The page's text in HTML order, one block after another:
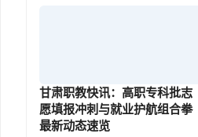
甘肃职教快讯：高职专科批志
愿填报冲刺与就业护航组合拳
最新动态速览